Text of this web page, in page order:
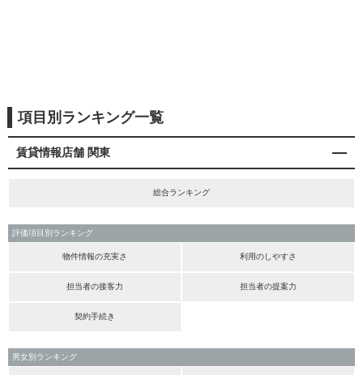
項目別ランキング一覧
賃貸情報店舗 関東
総合ランキング
評価項目別ランキング
物件情報の充実さ 利用のしやすさ
担当者の接客力 担当者の提案力
契約手続き
男女別ランキング